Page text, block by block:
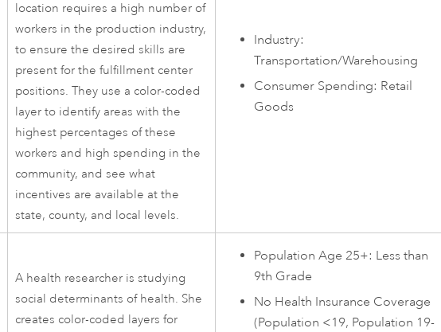
location requires a high number of
workers in the production industry,
to ensure the desired skills are
present for the fulfillment center
positions. They use a color-coded
layer to identify areas with the
highest percentages of these
workers and high spending in the
community, and see what
incentives are available at the
state, county, and local levels.
Industry:
Transportation/Warehousing
Consumer Spending: Retail
Goods
A health researcher is studying
social determinants of health. She
creates color-coded layers for
Population Age 25+: Less than
9th Grade
No Health Insurance Coverage
(Population <19, Population 19-